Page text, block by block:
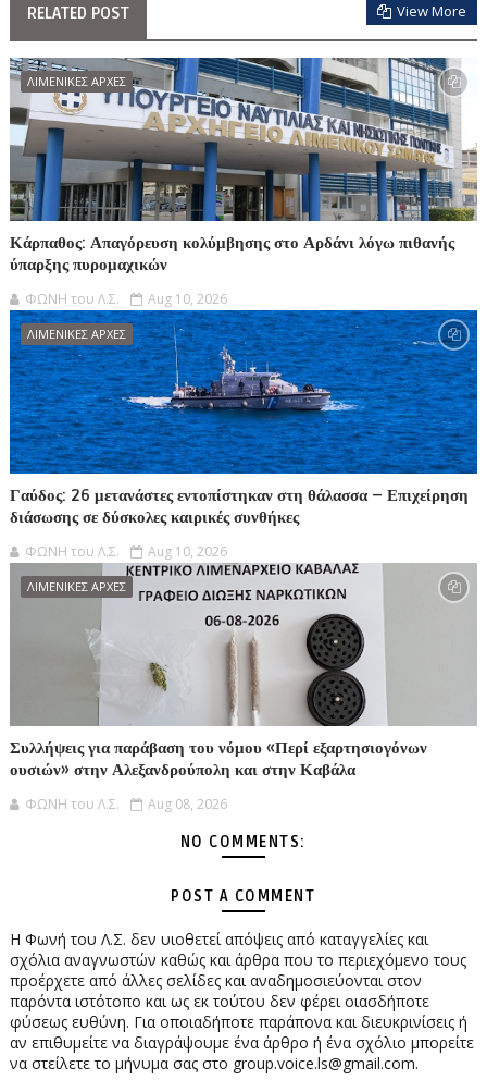
RELATED POST View More
ΛΙΜΕΝΙΚΕΣ ΑΡΧΕΣ
Κάρπαθος: Απαγόρευση κολύμβησης στο Αρδάνι λόγω πιθανής
ύπαρξης πυρομαχικών
ΦΩΝΗ του Λ.Σ. Aug 10, 2026
ΛΙΜΕΝΙΚΕΣ ΑΡΧΕΣ
Γαύδος: 26 μετανάστες εντοπίστηκαν στη θάλασσα – Επιχείρηση
διάσωσης σε δύσκολες καιρικές συνθήκες
ΦΩΝΗ του Λ.Σ. Aug 10, 2026
ΛΙΜΕΝΙΚΕΣ ΑΡΧΕΣ
Συλλήψεις για παράβαση του νόμου «Περί εξαρτησιογόνων
ουσιών» στην Αλεξανδρούπολη και στην Καβάλα
ΦΩΝΗ του Λ.Σ. Aug 08, 2026
NO COMMENTS:
POST A COMMENT
Η Φωνή του Λ.Σ. δεν υιοθετεί απόψεις από καταγγελίες και
σχόλια αναγνωστών καθώς και άρθρα που το περιεχόμενο τους
προέρχετε από άλλες σελίδες και αναδημοσιεύονται στον
παρόντα ιστότοπο και ως εκ τούτου δεν φέρει οιασδήποτε
φύσεως ευθύνη. Για οποιαδήποτε παράπονα και διευκρινίσεις ή
αν επιθυμείτε να διαγράψουμε ένα άρθρο ή ένα σχόλιο μπορείτε
να στείλετε το μήνυμα σας στο group.voice.ls@gmail.com.